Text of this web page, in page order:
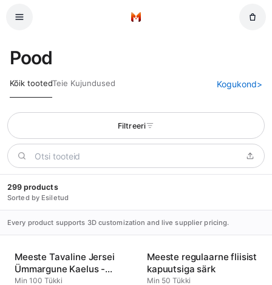
Kodu
Pood
Kõik tootedTeie Kujundused Kogukond>
Filtreeri
299 products
Sorted by Esiletud
Every product supports 3D customization and live supplier pricing.
Meeste Tavaline Jersei
Ümmargune Kaelus -
Kohandatav Spordiriietus
Min 100 Tükki
Meeste regulaarne fliisist
kapuutsiga särk
Min 50 Tükki